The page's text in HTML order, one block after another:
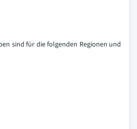
sind für die folgenden Regionen und